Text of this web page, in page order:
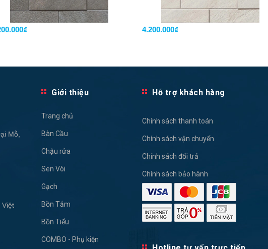
4.200.000₫
Mỗ,
Việt
Giới thiệu
Trang chủ
Bàn Cầu
Chậu rửa
Sen Vòi
Gạch
Bồn Tắm
Bồn Tiểu
COMBO - Phụ kiện
Hỗ trợ khách hàng
Chính sách thanh toán
Chính sách vận chuyển
Chính sách đổi trả
Chính sách bảo hành